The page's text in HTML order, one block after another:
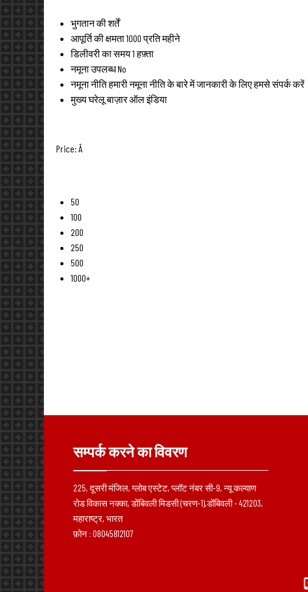
भुगतान की शर्तें
आपूर्ति की क्षमता1000 प्रति महीने
डिलीवरी का समय1 हफ़्ता
नमूना उपलब्धNo
नमूना नीतिहमारी नमूना नीति के बारे में जानकारी के लिए हमसे संपर्क करें
मुख्य घरेलू बाज़ारऑल इंडिया
Price: Â
50
100
200
250
500
1000+
सम्पर्क करने का विवरण
225, दूसरी मंजिल, ग्लोब एस्टेट, प्लॉट नंबर सी-9, न्यू कल्याण
रोड विकास नक्का, डोंबिवली मिडसी (चरण-1),डोंबिवली - 421203,
महाराष्ट्र, भारत
फ़ोन : 08045812107